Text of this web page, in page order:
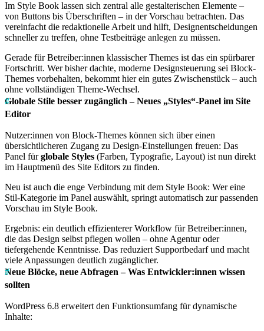
Im Style Book lassen sich zentral alle gestalterischen Elemente –
von Buttons bis Überschriften – in der Vorschau betrachten. Das
vereinfacht die redaktionelle Arbeit und hilft, Designentscheidungen
schneller zu treffen, ohne Testbeiträge anlegen zu müssen.
Gerade für Betreiber:innen klassischer Themes ist das ein spürbarer
Fortschritt. Wer bisher dachte, moderne Designsteuerung sei Block-
Themes vorbehalten, bekommt hier ein gutes Zwischenstück – auch
ohne vollständigen Theme-Wechsel.
Globale Stile besser zugänglich – Neues „Styles“-Panel im Site
Editor
Nutzer:innen von Block-Themes können sich über einen
übersichtlicheren Zugang zu Design-Einstellungen freuen: Das
Panel fürglobale Styles (Farben, Typografie, Layout) ist nun direkt
im Hauptmenü des Site Editors zu finden.
Neu ist auch die enge Verbindung mit dem Style Book: Wer eine
Stil-Kategorie im Panel auswählt, springt automatisch zur passenden
Vorschau im Style Book.
Ergebnis: ein deutlich effizienterer Workflow für Betreiber:innen,
die das Design selbst pflegen wollen – ohne Agentur oder
tiefergehende Kenntnisse. Das reduziert Supportbedarf und macht
viele Anpassungen deutlich zugänglicher.
Neue Blöcke, neue Abfragen – Was Entwickler:innen wissen
sollten
WordPress 6.8 erweitert den Funktionsumfang für dynamische
Inhalte: